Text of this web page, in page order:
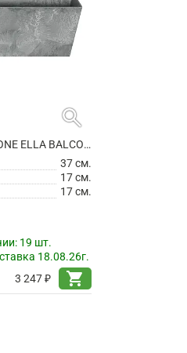
search
КАШПО ARTSTONE ELLA BALCONY GREY
37 см.
17 см.
17 см.
19 шт.
18.08.26г.
3 247 ₽
shopping_cart